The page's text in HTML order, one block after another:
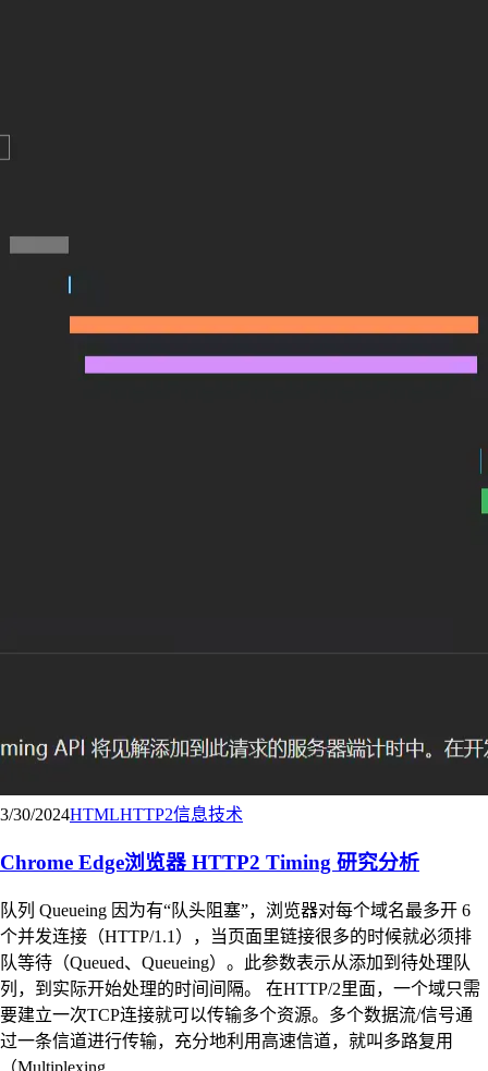
3/30/2024HTMLHTTP2信息技术
Chrome Edge浏览器 HTTP2 Timing 研究分析
队列 Queueing 因为有“队头阻塞”，浏览器对每个域名最多开 6
个并发连接（HTTP/1.1），当页面里链接很多的时候就必须排
队等待（Queued、Queueing）。此参数表示从添加到待处理队
列，到实际开始处理的时间间隔。 在HTTP/2里面，一个域只需
要建立一次TCP连接就可以传输多个资源。多个数据流/信号通
过一条信道进行传输，充分地利用高速信道，就叫多路复用